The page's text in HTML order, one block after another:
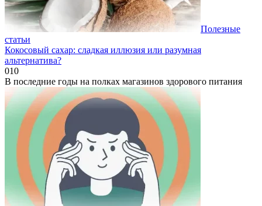
Полезные
статьи
Кокосовый сахар: сладкая иллюзия или разумная
альтернатива?
010
В последние годы на полках магазинов здорового питания